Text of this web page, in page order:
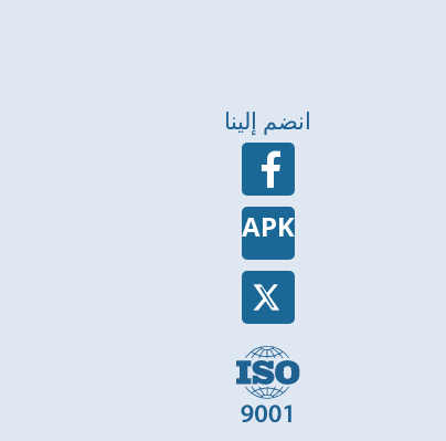
انضم إلينا
APK